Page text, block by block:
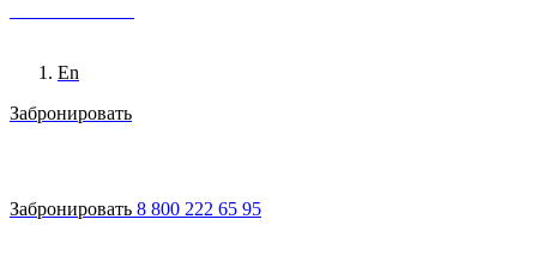
En
Забронировать
Забронировать 8 800 222 65 95